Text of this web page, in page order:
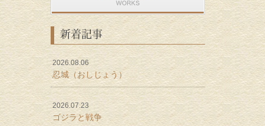
新着記事
2026.08.06
忍城（おしじょう）
2026.07.23
ゴジラと戦争